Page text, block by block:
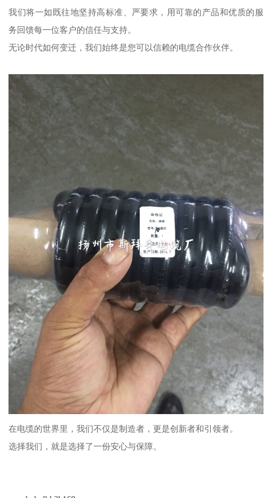
我们将一如既往地坚持高标准、严要求，用可靠的产品和优质的服
务回馈每一位客户的信任与支持。
无论时代如何变迁，我们始终是您可以信赖的电缆合作伙伴。
在电缆的世界里，我们不仅是制造者，更是创新者和引领者。
选择我们，就是选择了一份安心与保障。